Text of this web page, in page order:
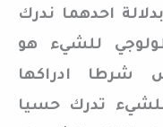
احدهما ندرك
للشيء هو
شرطا ادراكها
للشيء تدرك حسيا